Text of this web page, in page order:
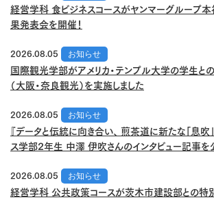
経営学科 食ビジネスコースがヤンマーグループ
果発表会を開催！
2026.08.05
お知らせ
国際観光学部がアメリカ・テンプル大学の学生と
（大阪・奈良観光）を実施しました
2026.08.05
お知らせ
『データと伝統に向き合い、 煎茶道に新たな「息吹
ス学部2年生 中澤 伊吹さんのインタビュー記事を
2026.08.05
お知らせ
経営学科 公共政策コースが茨木市建設部との特